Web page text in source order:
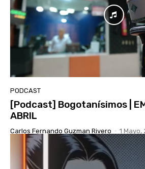
PODCAST
[Podcast] Bogotanísimos |
ABRIL
Carlos Fernando Guzman Rivero - 1 Mayo,